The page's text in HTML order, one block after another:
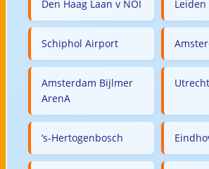
Den Haag Laan v NOI Leiden
Schiphol Airport
Amsterdam Bijlmer
ArenA
‘s-Hertogenbosch